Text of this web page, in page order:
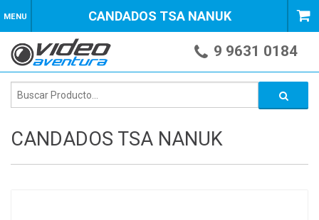
MENU CANDADOS TSA NANUK
9 9631 0184
CANDADOS TSA NANUK